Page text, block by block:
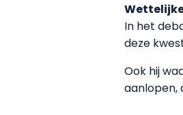
In het
deze
Ook hij
aanlopen,